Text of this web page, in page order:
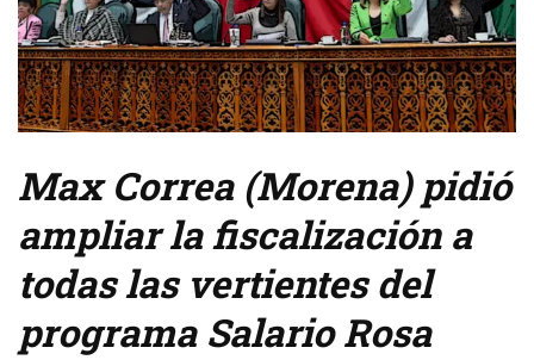
Max Correa (Morena) pidió
ampliar la fiscalización a
todas las vertientes del
programa Salario Rosa